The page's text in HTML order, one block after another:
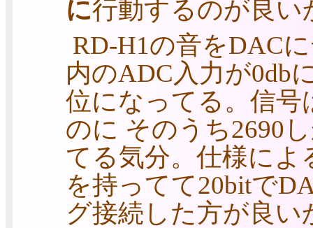
に行動するのが良い
RD-H1の音をDAC
内のADC入力が0db
位になってる。信号
のに そのうち2690
てる気分。仕様によ
を持ってて20bitで
グ接続した方が良い